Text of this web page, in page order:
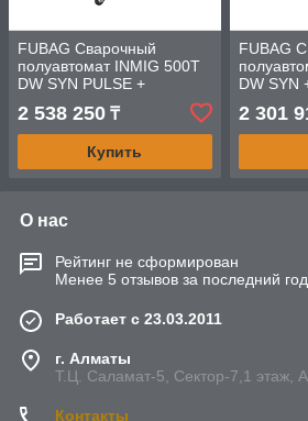
FUBAG Cварочный
полуавтомат INMIG 500T
DW SYN PULSE +
Подающий механизм
DRIVE INMIG DW SYN
PULSE + Горелка FB
2 538 250 ₸
Купить
FUBAG
DW
DW SYN
метров
2 301
О нас
Рейтинг не сформирован
Менее 5 отзывов за последний год
Работает с 23.03.2011
г. Алматы
Т.Ц. Саламат-5, Cектор-7,1 этаж,
Контакты